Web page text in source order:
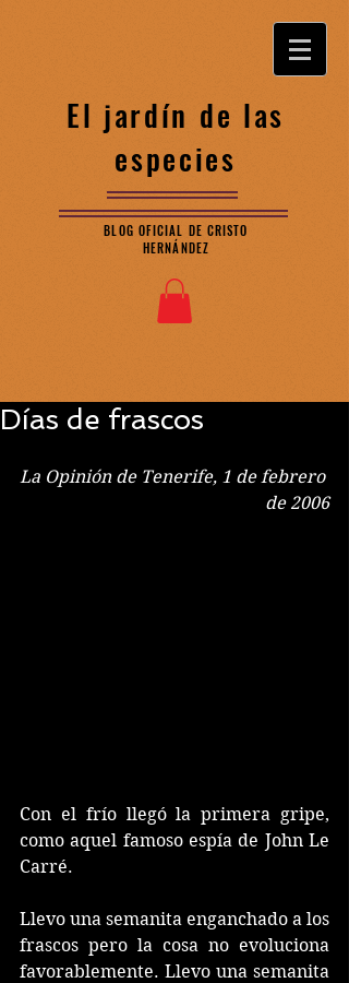
El jardín de las
especies
BLOG OFICIAL DE CRISTO
HERNÁNDEZ
Días de frascos
La Opinión de Tenerife, 1 de febrero
de 2006
Con el frío llegó la primera gripe,
como aquel famoso espía de John Le
Carré.
Llevo una semanita enganchado a los
frascos pero la cosa no evoluciona
favorablemente. Llevo una semanita